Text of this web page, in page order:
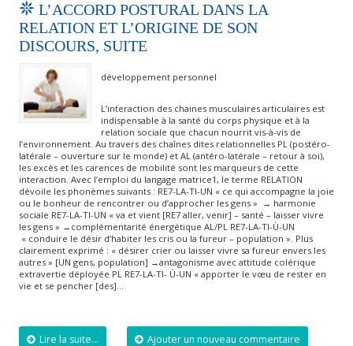
L’ACCORD POSTURAL DANS LA
RELATION ET L’ORIGINE DE SON
DISCOURS, SUITE
développement personnel
L’interaction des chaines musculaires articulaires est
indispensable à la santé du corps physique et à la
relation sociale que chacun nourrit vis-à-vis de
l’environnement. Au travers des chaînes dites relationnelles PL (postéro-
latérale – ouverture sur le monde) et AL (antéro-latérale – retour à soi),
les excès et les carences de mobilité sont les marqueurs de cette
interaction. Avec l’emploi du langage matrice1, le terme RELATION
dévoile les phonèmes suivants : RE7-LA-TI-UN « ce qui accompagne la joie
ou le bonheur de rencontrer ou d’approcher les gens » → harmonie
sociale RE7-LA-TI-UN « va et vient [RE7 aller, venir] – santé – laisser vivre
les gens » →complémentarité énergétique AL/PL RE7-LA-TI-Ù-UN
« conduire le désir d’habiter les cris ou la fureur – population ». Plus
clairement exprimé : « désirer crier ou laisser vivre sa fureur envers les
autres » [UN gens, population] →antagonisme avec attitude colérique
extravertie déployée PL RE7-LA-TI- Ù-UN « apporter le vœu de rester en
vie et se pencher [des]…
Lire la suite... Ajouter un nouveau commentaire